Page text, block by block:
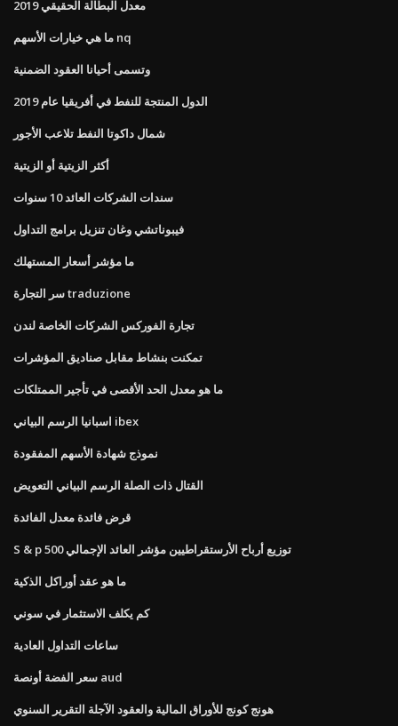
معدل البطالة الحقيقي 2019
ما هي خيارات الأسهم nq
وتسمى أحيانا العقود الضمنية
الدول المنتجة للنفط في أفريقيا عام 2019
شمال داكوتا النفط تلاعب الأجور
أكثر الزيتية أو الزيتية
سندات الشركات العائد 10 سنوات
فيبوناتشي وغان تنزيل برامج التداول
ما مؤشر أسعار المستهلك
سر التجارة traduzione
تجارة الفوركس الشركات الخاصة لندن
تمكنت بنشاط مقابل صناديق المؤشرات
ما هو معدل الحد الأقصى في تأجير الممتلكات
اسبانيا الرسم البياني ibex
نموذج شهادة الأسهم المفقودة
القتال ذات الصلة الرسم البياني التعويض
قرض فائدة معدل الفائدة
S & p 500 توزيع أرباح الأرستقراطيين مؤشر العائد الإجمالي
ما هو عقد أوراكل الذكية
كم يكلف الاستثمار في سوني
ساعات التداول العادية
سعر الفضة أونصة aud
هونج كونج للأوراق المالية والعقود الآجلة التقرير السنوي